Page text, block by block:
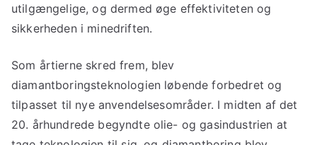
utilgængelige, og dermed øge effektiviteten og
sikkerheden i minedriften.
Som årtierne skred frem, blev
diamantboringsteknologien løbende forbedret og
tilpasset til nye anvendelsesområder. I midten af det
20. århundrede begyndte olie- og gasindustrien at